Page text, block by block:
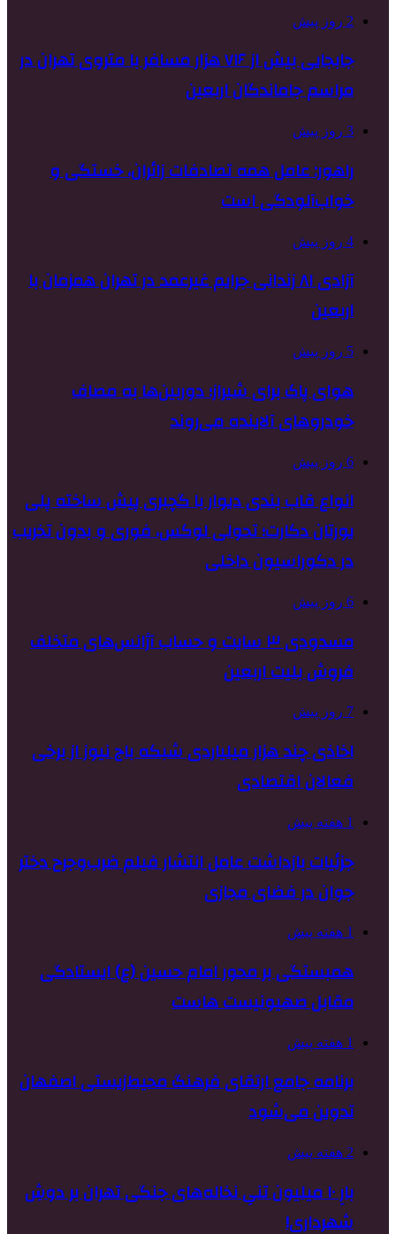
2 روز پیش
جابجایی بیش از ۷۱۶ هزار مسافر با متروی تهران در
مراسم جاماندگان اربعین
3 روز پیش
راهور: عامل همه تصادفات زائران، خستگی و
خواب‌آلودگی است
4 روز پیش
آزادی ۸۱ زندانی جرایم غیرعمد در تهران همزمان با
اربعین
5 روز پیش
هوای پاک برای شیراز؛ دوربین‌ها به مصاف
خودروهای آلاینده می‌روند
6 روز پیش
انواع قاب بندی دیوار با گچبری پیش ساخته پلی
یورتان دکارت؛ تحولی لوکس، فوری و بدون تخریب
در دکوراسیون داخلی
6 روز پیش
مسدودی ۳ سایت و حساب آژانس‌های متخلف
فروش بلیت اربعین
7 روز پیش
اخاذی چند هزار میلیاردی شبکه باج نیوز از برخی
فعالان اقتصادی
1 هفته پیش
جزئیات بازداشت عامل انتشار فیلم ضرب‌وجرح دختر
جوان در فضای مجازی
1 هفته پیش
همبستگی بر محور امام حسین (ع) ایستادگی
مقابل صهیونیست هاست
1 هفته پیش
برنامه جامع ارتقای فرهنگ محیط‌زیستی اصفهان
تدوین می‌شود
2 هفته پیش
بارِ ۱۰ میلیون تنیِ نخاله‌های جنگی تهران بر دوشِ
شهرداری!